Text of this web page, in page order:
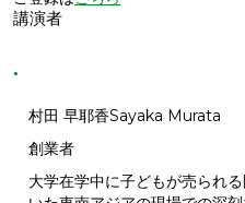
講演者
村田 早耶香Sayaka Murata
創業者
大学在学中に子どもが売られ